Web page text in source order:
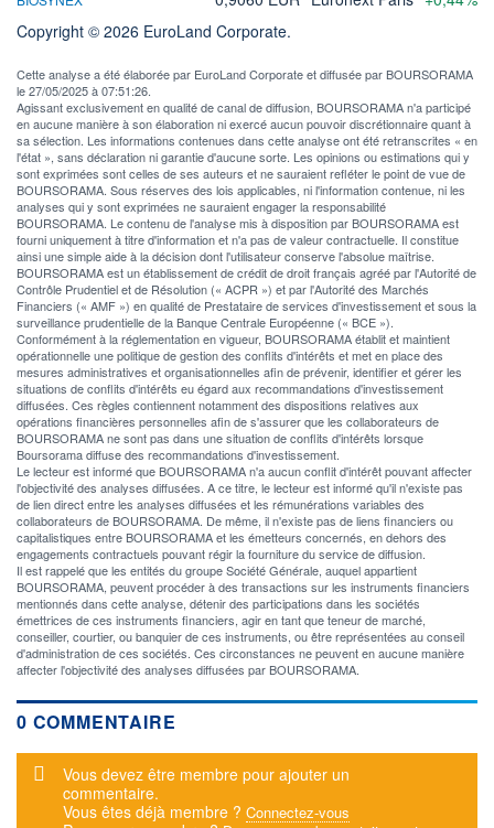
Copyright © 2026 EuroLand Corporate.
Cette analyse a été élaborée par EuroLand Corporate et diffusée par BOURSORAMA
le 27/05/2025 à 07:51:26.
Agissant exclusivement en qualité de canal de diffusion, BOURSORAMA n'a participé
en aucune manière à son élaboration ni exercé aucun pouvoir discrétionnaire quant à
sa sélection. Les informations contenues dans cette analyse ont été retranscrites « en
l'état », sans déclaration ni garantie d'aucune sorte. Les opinions ou estimations qui y
sont exprimées sont celles de ses auteurs et ne sauraient refléter le point de vue de
BOURSORAMA. Sous réserves des lois applicables, ni l'information contenue, ni les
analyses qui y sont exprimées ne sauraient engager la responsabilité
BOURSORAMA. Le contenu de l'analyse mis à disposition par BOURSORAMA est
fourni uniquement à titre d'information et n'a pas de valeur contractuelle. Il constitue
ainsi une simple aide à la décision dont l'utilisateur conserve l'absolue maîtrise.
BOURSORAMA est un établissement de crédit de droit français agréé par l'Autorité de
Contrôle Prudentiel et de Résolution (« ACPR ») et par l'Autorité des Marchés
Financiers (« AMF ») en qualité de Prestataire de services d'investissement et sous la
surveillance prudentielle de la Banque Centrale Européenne (« BCE »).
Conformément à la réglementation en vigueur, BOURSORAMA établit et maintient
opérationnelle une politique de gestion des conflits d'intérêts et met en place des
mesures administratives et organisationnelles afin de prévenir, identifier et gérer les
situations de conflits d'intérêts eu égard aux recommandations d'investissement
diffusées. Ces règles contiennent notamment des dispositions relatives aux
opérations financières personnelles afin de s'assurer que les collaborateurs de
BOURSORAMA ne sont pas dans une situation de conflits d'intérêts lorsque
Boursorama diffuse des recommandations d'investissement.
Le lecteur est informé que BOURSORAMA n'a aucun conflit d'intérêt pouvant affecter
l'objectivité des analyses diffusées. A ce titre, le lecteur est informé qu'il n'existe pas
de lien direct entre les analyses diffusées et les rémunérations variables des
collaborateurs de BOURSORAMA. De même, il n'existe pas de liens financiers ou
capitalistiques entre BOURSORAMA et les émetteurs concernés, en dehors des
engagements contractuels pouvant régir la fourniture du service de diffusion.
Il est rappelé que les entités du groupe Société Générale, auquel appartient
BOURSORAMA, peuvent procéder à des transactions sur les instruments financiers
mentionnés dans cette analyse, détenir des participations dans les sociétés
émettrices de ces instruments financiers, agir en tant que teneur de marché,
conseiller, courtier, ou banquier de ces instruments, ou être représentées au conseil
d'administration de ces sociétés. Ces circonstances ne peuvent en aucune manière
affecter l'objectivité des analyses diffusées par BOURSORAMA.
0 COMMENTAIRE
Message d'alerte
Vous devez être membre pour ajouter un
commentaire.
Vous êtes déjà membre ? Connectez-vous